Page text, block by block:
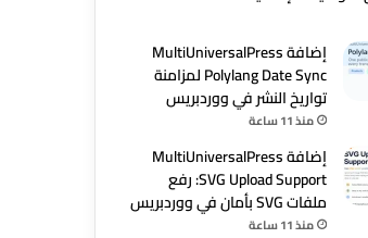
إضافة MultiUniversalPress
Polylang Date Sync لمزامنة
تواريخ النشر في ووردبريس
منذ 11 ساعة
إضافة MultiUniversalPress
SVG Upload Support: رفع
ملفات SVG بأمان في ووردبريس
منذ 11 ساعة